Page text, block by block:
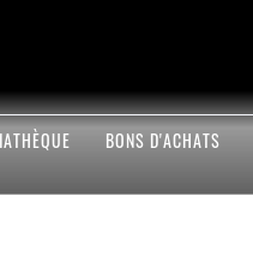
BONS D'ACHATS